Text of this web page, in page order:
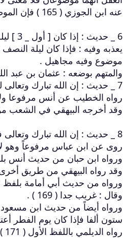
عنه ابن الجوزي ( 165 ) فإن الموضوع لا يخرج عن كونه موضوعا برواية الرواة له .
6 _
يعذبه وفيه : فإذا كان ليلة
موضوع وفيه مجاهيل .
والمتهم بوضعه : عثمان بن عبد
7 _ حديث : إن الله تبارك وتعالى ليس بتارك أحداً من المسلمين صبيحة أول يوم من شهر رمضان إلا غفر له .
رواه الخطيب عن أنس مرفوعا
وقد أخرجه البيهقي في الشعب من
8 _ حديث : إن الله تبارك وتعالى في كل ليلة من رمضان عند الإفطار ألف ألف عتيق من النار .
روى عن ابن عباس مرفوعاً وهو لا
ورواه ابن حبان من حديث أنس
وقد رواه البيهقي من طريق أخرى
ورواه من حديث أبي أمامة بلفظ
وقال : غريب جدا ( 169 ) .
ورواه أيضاً من حديث ابن
ستون ألفا فإذا كان يوم الفطر
رواه الديلمي باللفظ الأول ( 171 ) .